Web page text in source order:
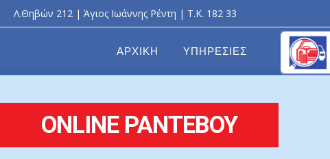
Λ.Θηβών 212 | Άγιος Ιωάννης Ρέντη | Τ.Κ. 182 33
ΑΡΧΙΚΗ ΥΠΗΡΕΣΙΕΣ
ONLINE ΡΑΝΤΕΒΟΥ